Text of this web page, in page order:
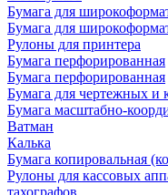
Бумага для
Бумага для
Рулоны для принтера
Бумага перфорированная
Бумага перфорированная
Бумага для чертежных и
Бумага масштабно-
Ватман
Калька
Бумага копировальная
Рулоны для кассовых
тахографов